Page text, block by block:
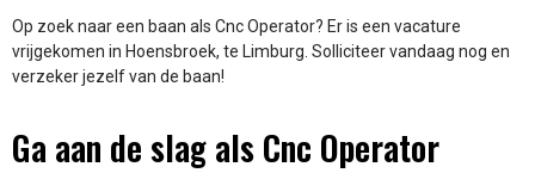
Op zoek naar een baan als Cnc Operator? Er is een vacature
vrijgekomen in Hoensbroek, te Limburg. Solliciteer vandaag nog en
verzeker jezelf van de baan!
Ga aan de slag als Cnc Operator